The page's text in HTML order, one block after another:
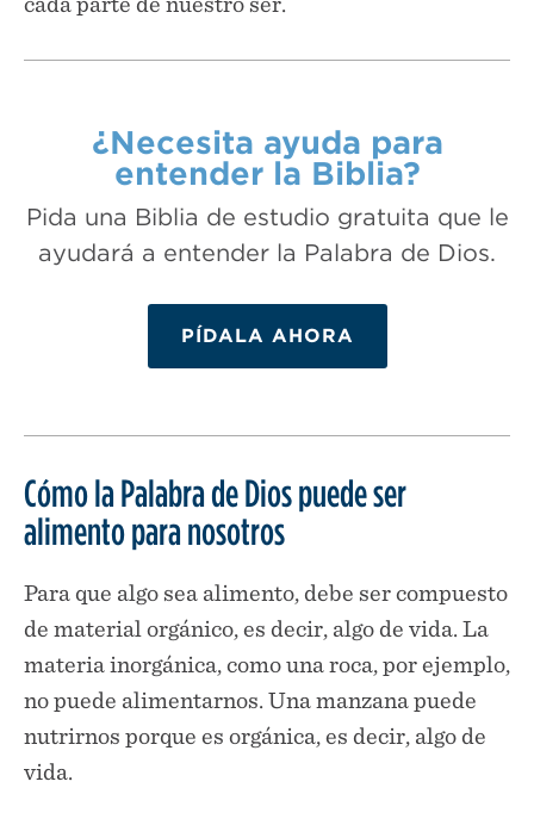
¿Necesita ayuda para
entender la Biblia?
Pida una Biblia de estudio gratuita que le
ayudará a entender la Palabra de Dios.
PÍDALA AHORA
Cómo la Palabra de Dios puede ser
alimento para nosotros
Para que algo sea alimento, debe ser compuesto
de material orgánico, es decir, algo de vida. La
materia inorgánica, como una roca, por ejemplo,
no puede alimentarnos. Una manzana puede
nutrirnos porque es orgánica, es decir, algo de
vida.